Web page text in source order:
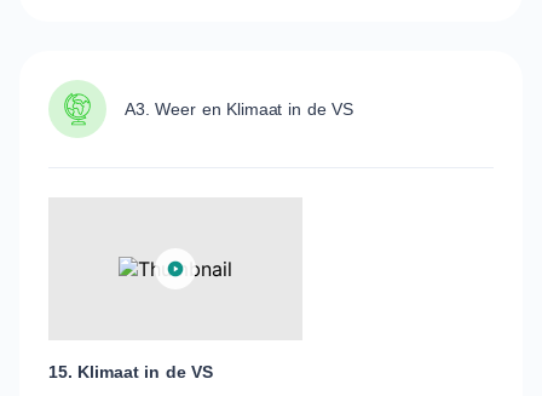
A3. Weer en Klimaat in de VS
15. Klimaat in de VS